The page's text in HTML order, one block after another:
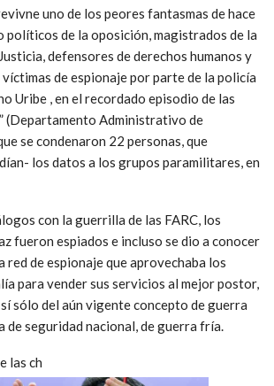
uno de los peores fantasmas de hace
políticos de la oposición, magistrados de la
defensores de derechos humanos y
de espionaje por parte de la policía
Uribe , en el recordado episodio de las
(Departamento Administrativo de
se condenaron 22 personas, que
los datos a los grupos paramilitares, en
con la guerrilla de las FARC, los
fueron espiados e incluso se dio a conocer
red de espionaje que aprovechaba los
para vender sus servicios al mejor postor,
sólo del aún vigente concepto de guerra
de seguridad nacional, de guerra fría.
las ch